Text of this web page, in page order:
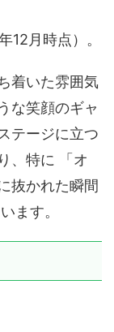
月時点）。
着いた雰囲気
な笑顔のギャ
テージに立つ
、特に 「オ
抜かれた瞬間
ます。